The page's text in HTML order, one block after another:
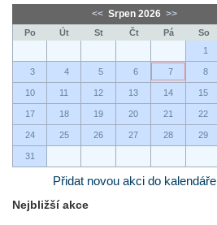
<< Srpen 2026 >>
Po Út St Čt Pá So
1
3 4 5 6 7 8
10 11 12 13 14 15
17 18 19 20 21 22
24 25 26 27 28 29
31
Přidat novou akci do kalendáře
Nejbližší akce